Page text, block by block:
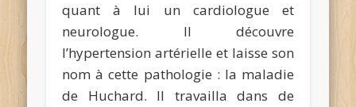
quant à lui un cardiologue et
neurologue. Il découvre
l’hypertension artérielle et laisse son
nom à cette pathologie : la maladie
de Huchard. Il travailla dans de